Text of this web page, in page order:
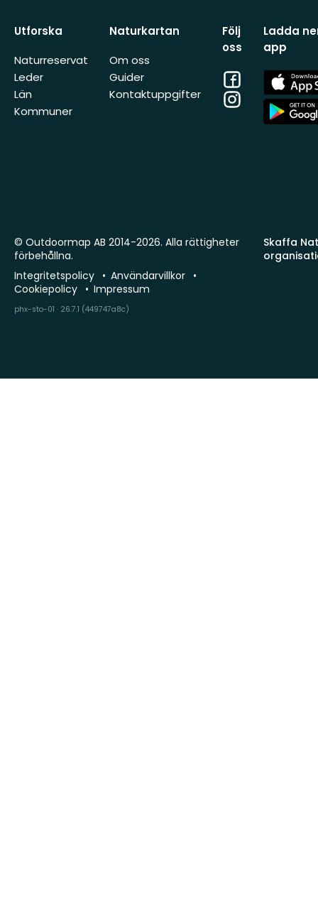
Utforska
Naturreservat
Leder
Län
Kommuner
Naturkartan
Om oss
Guider
Kontaktuppgifter
Följ
oss
Facebook
Instagram
Ladda
app
App
Store
App
Store
Skaffa
© Outdoormap AB 2014-2026. Alla rättigheter
förbehållna.
Integritetspolicy
Användarvillkor
Cookiepolicy
Impressum
phx-sto-01 · 26.7.1 (449747a8c)